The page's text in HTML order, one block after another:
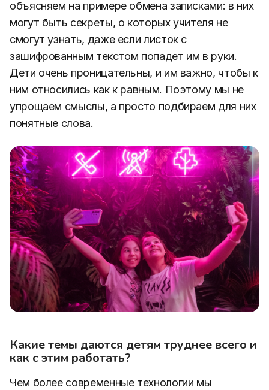
объясняем на примере обмена записками: в них
могут быть секреты, о которых учителя не
смогут узнать, даже если листок с
зашифрованным текстом попадет им в руки.
Дети очень проницательны, и им важно, чтобы к
ним относились как к равным. Поэтому мы не
упрощаем смыслы, а просто подбираем для них
понятные слова.
Какие темы даются детям труднее всего и
как с этим работать?
Чем более современные технологии мы